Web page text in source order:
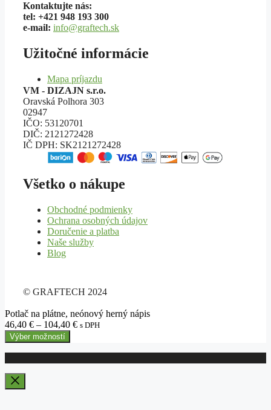
Kontaktujte nás:
tel: +421 948 193 300
e-mail: info@graftech.sk
Užitočné informácie
Mapa príjazdu
VM - DIZAJN s.r.o.
Oravská Polhora 303
02947
IČO: 53120701
DIČ: 2121272428
IČ DPH: SK2121272428
Všetko o nákupe
Obchodné podmienky
Ochrana osobných údajov
Doručenie a platba
Naše služby
Blog
© GRAFTECH 2024
Potlač na plátne, neónový herný nápis
46,40 € – 104,40 €Price
s DPH
Výber možností
Close